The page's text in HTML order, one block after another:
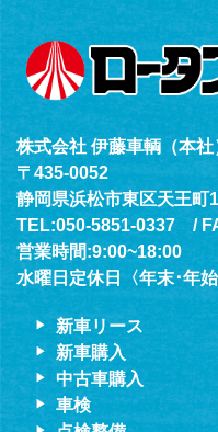
株式会社 伊藤車輌（本社
〒435-0052
静岡県浜松市東区天王町
TEL:050-5851-0337 /
営業時間:9:00~18:00
水曜日定休日〈年末･年
新車リース
新車購入
中古車購入
車検